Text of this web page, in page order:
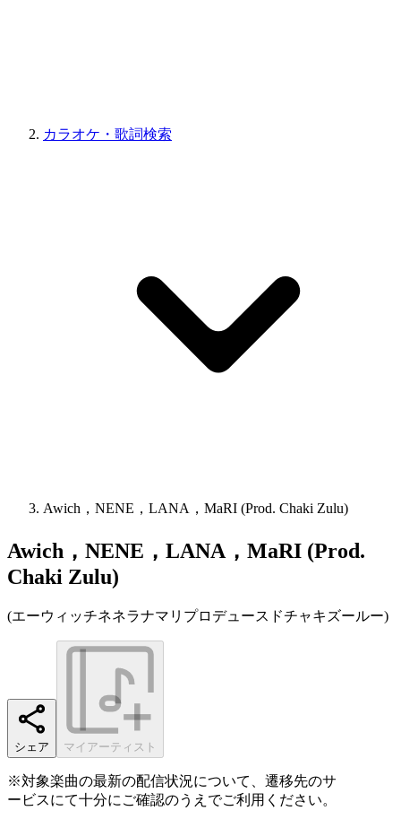
カラオケ・歌詞検索
Awich，NENE，LANA，MaRI (Prod. Chaki Zulu)
Awich，NENE，LANA，MaRI (Prod.
Chaki Zulu)
(エーウィッチネネラナマリプロデュースドチャキズールー)
シェア マイアーティスト
※対象楽曲の最新の配信状況について、遷移先のサ
ービスにて十分にご確認のうえでご利用ください。